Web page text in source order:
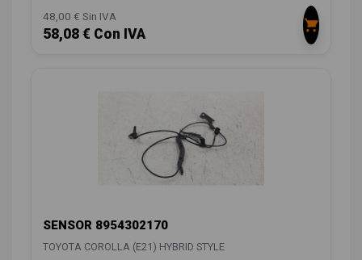
48,00 € Sin IVA
58,08 € Con IVA
SENSOR 8954302170
TOYOTA COROLLA (E21) HYBRID STYLE